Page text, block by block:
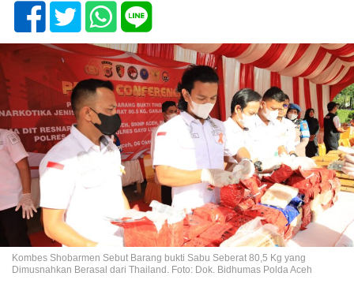
Kombes Shobarmen Sebut Barang bukti Sabu Seberat 80,5 Kg yang
Dimusnahkan Berasal dari Thailand. Foto: Dok. Bidhumas Polda Aceh